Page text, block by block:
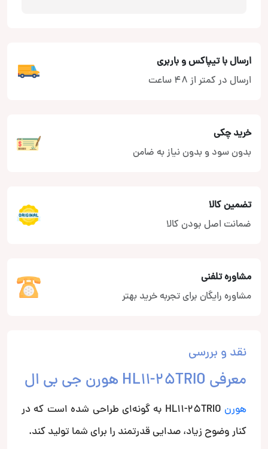
ارسال با تیپاکس و باربری
ارسال در کمتر از 48 ساعت
خرید چکی
بدون سود و بدون نیاز به ضامن
تضمین کالا
ضمانت اصل بودن کالا
مشاوره تلفنی
مشاوره رایگان برای تجربه خرید بهتر
نقد و بررسی
معرفی HL11-25TRIO هورن جی بی ال
هورن
HL11-25TRIO به گونه‌ای طراحی شده است که در
کنار وضوح زیاد، صدایی قدرتمند را برای شما تولید کند.